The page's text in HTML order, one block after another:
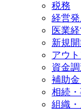
税務
経営
医業
新規
アウ
資金
補助
相続
組織